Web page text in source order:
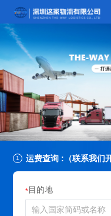
运费查询 :（联系我们
*目的地